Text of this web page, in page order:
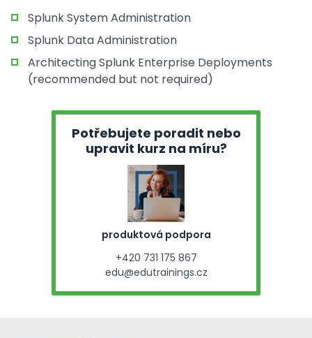
Splunk System Administration
Splunk Data Administration
Architecting Splunk Enterprise Deployments
(recommended but not required)
Potřebujete poradit nebo
upravit kurz na míru?
produktová podpora
+420 731 175 867
edu@edutrainings.cz